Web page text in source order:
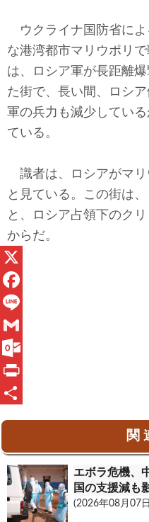
ウクライナ国防省によ
な港湾都市マリウポリ
は、ロシア軍が長距離
た街で、長い間、ロシ
軍の兵力も減少してい
ている。
識者は、ロシアがマリ
と見ている。この街は
と、ロシア占領下のク
からだ。
X
F
a
c
e
b
L
n
e
G
m
a
O
uP
関
エボラ危機、
国の支援減も
(2026年08月07